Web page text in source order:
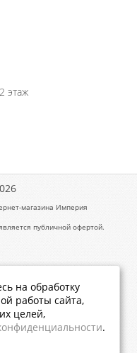
этаж
магазина Империя
публичной офертой.
на обработку
работы сайта,
целей,
.